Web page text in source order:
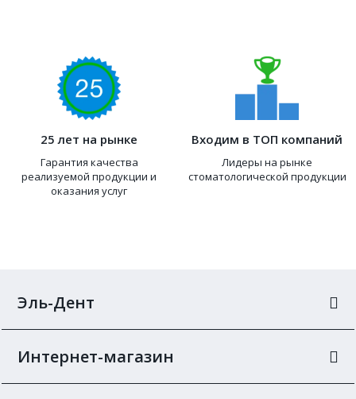
25 лет на рынке
Гарантия качества
реализуемой продукции и
оказания услуг
Входим в ТОП компаний
Лидеры на рынке
стоматологической продукции
Эль-Дент
Интернет-магазин